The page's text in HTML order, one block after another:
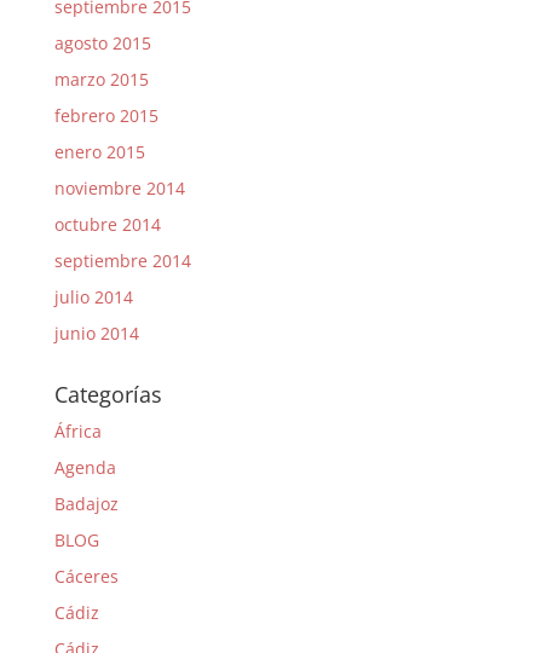
septiembre 2015
agosto 2015
marzo 2015
febrero 2015
enero 2015
noviembre 2014
octubre 2014
septiembre 2014
julio 2014
junio 2014
Categorías
África
Agenda
Badajoz
BLOG
Cáceres
Cádiz